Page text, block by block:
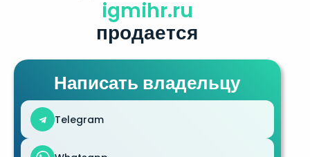
igmihr.ru
продается
Написать владельцу
Telegram